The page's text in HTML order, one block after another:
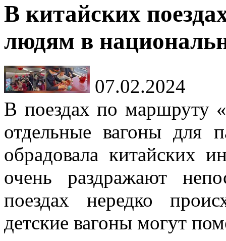
В китайских
людям в
07.02.2024
В поездах по
отдельные вагоны для
обрадовала китайских
очень раздражают
поездах нередко
детские вагоны могут